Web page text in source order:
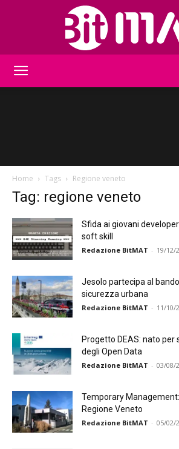
Home Tags Regione veneto
Tag: regione veneto
Sfida ai giovani
soft skill
Redazione BitMAT - 19/12/
Jesolo partecipa al
sicurezza urbana
Redazione BitMAT - 11/10/
Progetto DEAS: nato per
degli Open Data
Redazione BitMAT - 03/08/
Temporary
Regione Veneto
Redazione BitMAT - 05/02/